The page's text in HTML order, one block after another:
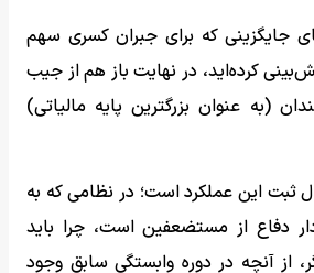
جایگزینی که برای جبران کسری سهم
کرده‌اید، در نهایت باز هم از جیب
(به عنوان بزرگترین پایه‌ مالیاتی)
ثبت این عملکرد است؛ در نظامی که به
دفاع از مستضعفین است، چرا باید
از آنچه در دوره‌ وابستگی سابق وجود